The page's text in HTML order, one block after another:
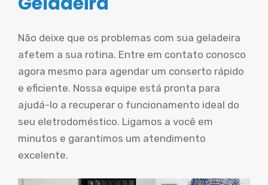
Não deixe que os problemas com sua geladeira
afetem a sua rotina. Entre em contato conosco
agora mesmo para agendar um conserto rápido
e eficiente. Nossa equipe está pronta para
ajudá-lo a recuperar o funcionamento ideal do
seu eletrodoméstico. Ligamos a você em
minutos e garantimos um atendimento
excelente.